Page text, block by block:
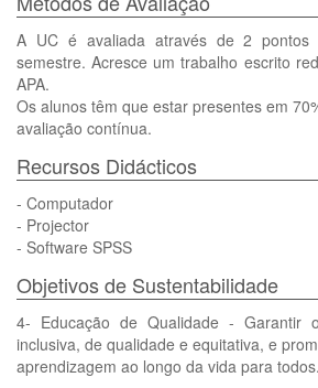
A UC é avaliada através de 2 pontos
semestre. Acresce um trabalho escrito
APA.
Os alunos têm que estar presentes em
avaliação contínua.
Recursos Didácticos
- Computador
- Projector
- Software SPSS
Objetivos de Sustentabilidade
4- Educação de Qualidade - Garantir
inclusiva, de qualidade e equitativa, e
aprendizagem ao longo da vida para todos.